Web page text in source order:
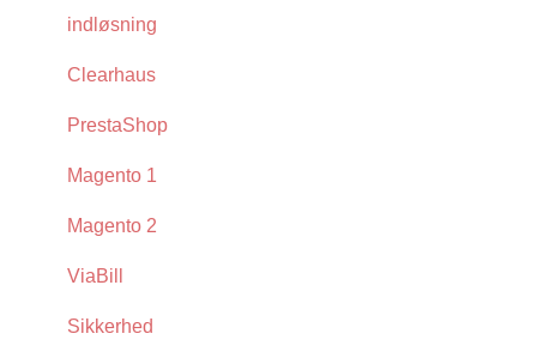
indløsning
Clearhaus
PrestaShop
Magento 1
Magento 2
ViaBill
Sikkerhed